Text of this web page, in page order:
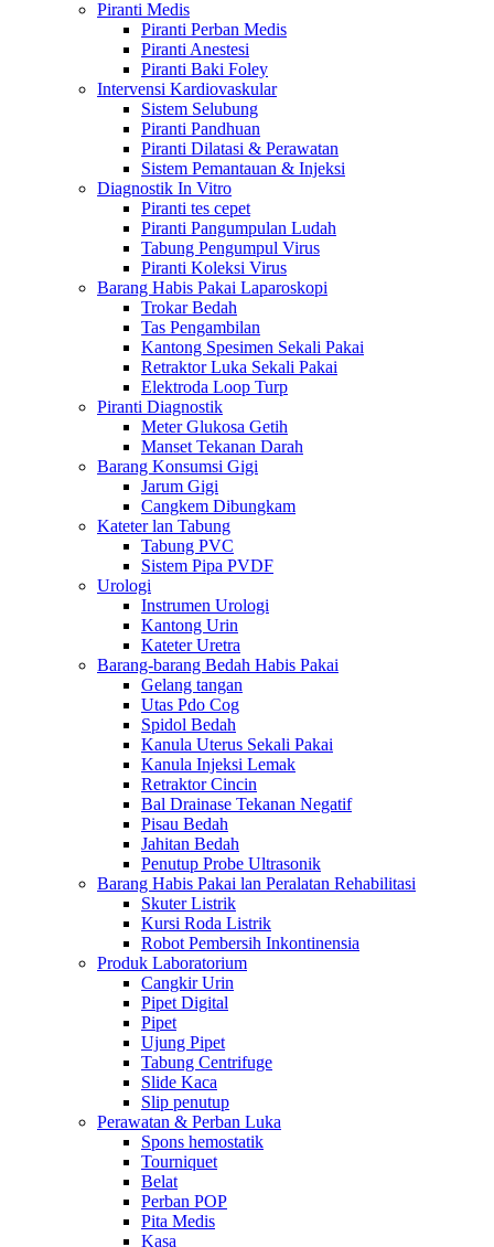
Piranti Medis
Piranti Perban Medis
Piranti Anestesi
Piranti Baki Foley
Intervensi Kardiovaskular
Sistem Selubung
Piranti Pandhuan
Piranti Dilatasi & Perawatan
Sistem Pemantauan & Injeksi
Diagnostik In Vitro
Piranti tes cepet
Piranti Pangumpulan Ludah
Tabung Pengumpul Virus
Piranti Koleksi Virus
Barang Habis Pakai Laparoskopi
Trokar Bedah
Tas Pengambilan
Kantong Spesimen Sekali Pakai
Retraktor Luka Sekali Pakai
Elektroda Loop Turp
Piranti Diagnostik
Meter Glukosa Getih
Manset Tekanan Darah
Barang Konsumsi Gigi
Jarum Gigi
Cangkem Dibungkam
Kateter lan Tabung
Tabung PVC
Sistem Pipa PVDF
Urologi
Instrumen Urologi
Kantong Urin
Kateter Uretra
Barang-barang Bedah Habis Pakai
Gelang tangan
Utas Pdo Cog
Spidol Bedah
Kanula Uterus Sekali Pakai
Kanula Injeksi Lemak
Retraktor Cincin
Bal Drainase Tekanan Negatif
Pisau Bedah
Jahitan Bedah
Penutup Probe Ultrasonik
Barang Habis Pakai lan Peralatan Rehabilitasi
Skuter Listrik
Kursi Roda Listrik
Robot Pembersih Inkontinensia
Produk Laboratorium
Cangkir Urin
Pipet Digital
Pipet
Ujung Pipet
Tabung Centrifuge
Slide Kaca
Slip penutup
Perawatan & Perban Luka
Spons hemostatik
Tourniquet
Belat
Perban POP
Pita Medis
Kasa